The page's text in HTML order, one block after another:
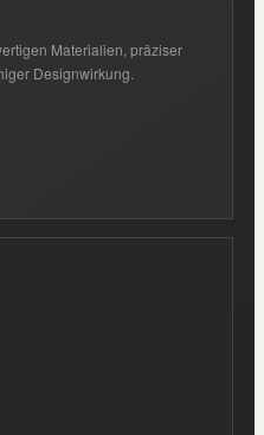
Materialien, präziser
Designwirkung.